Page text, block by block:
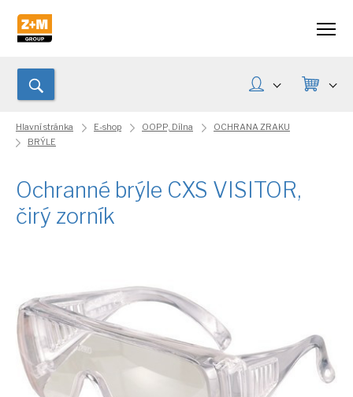
Hlavní stránka E-shop OOPP, Dílna
OCHRANA ZRAKU
BRÝLE
Ochranné brýle CXS VISITOR,
čirý zorník